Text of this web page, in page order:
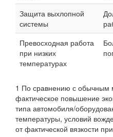
Защита выхлопной
системы
Превосходная работа
при низких
температурах
1 По сравнению с
фактическое повышение
типа автомобиля/
температуры, условий
от фактической вязкости